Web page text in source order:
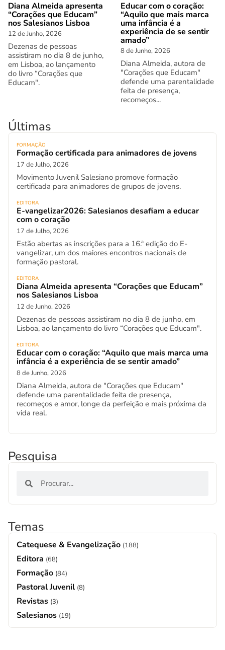
Diana Almeida apresenta
“Corações que Educam”
nos Salesianos Lisboa
12 de Junho, 2026
Dezenas de pessoas
assistiram no dia 8 de junho,
em Lisboa, ao lançamento
do livro “Corações que
Educam".
Educar com o coração:
“Aquilo que mais marca
uma infância é a
experiência de se sentir
amado”
8 de Junho, 2026
Diana Almeida, autora de
"Corações que Educam"
defende uma parentalidade
feita de presença,
recomeços...
Últimas
FORMAÇÃO
Formação certificada para animadores de jovens
17 de Julho, 2026
Movimento Juvenil Salesiano promove formação
certificada para animadores de grupos de jovens.
EDITORA
E-vangelizar2026: Salesianos desafiam a educar
com o coração
17 de Julho, 2026
Estão abertas as inscrições para a 16.ª edição do E-
vangelizar, um dos maiores encontros nacionais de
formação pastoral.
EDITORA
Diana Almeida apresenta “Corações que Educam”
nos Salesianos Lisboa
12 de Junho, 2026
Dezenas de pessoas assistiram no dia 8 de junho, em
Lisboa, ao lançamento do livro “Corações que Educam".
EDITORA
Educar com o coração: “Aquilo que mais marca uma
infância é a experiência de se sentir amado”
8 de Junho, 2026
Diana Almeida, autora de "Corações que Educam"
defende uma parentalidade feita de presença,
recomeços e amor, longe da perfeição e mais próxima da
vida real.
Pesquisa
Temas
Catequese & Evangelização (188)
Editora (68)
Formação (84)
Pastoral Juvenil (8)
Revistas (3)
Salesianos (19)